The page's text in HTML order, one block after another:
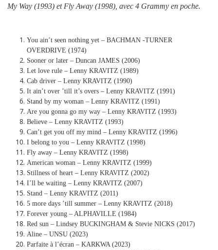
My Way (1993) et Fly Away (1998), avec 4 Grammy en poche.
You ain’t seen nothing yet – BACHMAN -TURNER
OVERDRIVE (1974)
Sooner or later – Duncan JAMES (2006)
Let love rule – Lenny KRAVITZ (1989)
Cab driver – Lenny KRAVITZ (1990)
It ain’t over ’till it’s overs – Lenny KRAVITZ (1991)
Stand by my woman – Lenny KRAVITZ (1991)
Are you gonna go my way – Lenny KRAVITZ (1993)
Believe – Lenny KRAVITZ (1993)
Can’t get you off my mind – Lenny KRAVITZ (1996)
I belong to you – Lenny KRAVITZ (1998)
Fly away – Lenny KRAVITZ (1998)
American woman – Lenny KRAVITZ (1999)
Stillness of heart – Lenny KRAVITZ (2002)
I’ll be waiting – Lenny KRAVITZ (2007)
Stand – Lenny KRAVITZ (2011)
5 more days ’till summer – Lenny KRAVITZ (2018)
Forever young – ALPHAVILLE (1984)
Red sun – Lindsey BUCKINGHAM & Stevie NICKS (2017)
Aline – UNSU (2023)
Parfaite à l’écran – KARKWA (2023)